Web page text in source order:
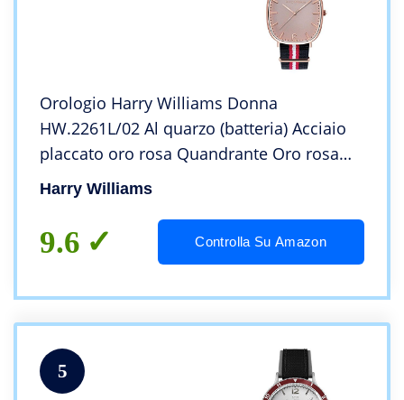
Orologio Harry Williams Donna
HW.2261L/02 Al quarzo (batteria) Acciaio
placcato oro rosa Quandrante Oro rosa
Cinturino Tessuto
Harry Williams
9.6 Controlla Su Amazon
5